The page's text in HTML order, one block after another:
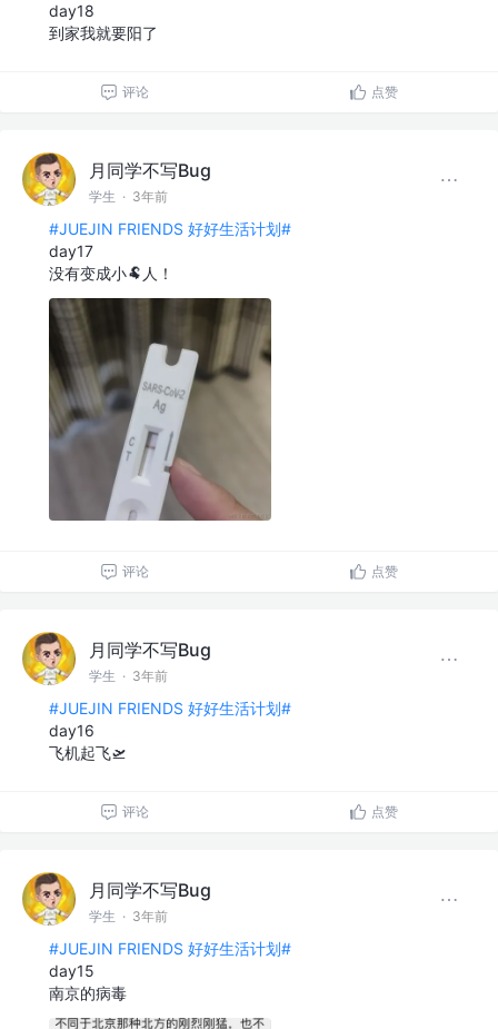
day18
到家我就要阳了
评论 点赞
月同学不写Bug
学生 · 3年前
#JUEJIN FRIENDS 好好生活计划#
day17
没有变成小🐏人！
评论 点赞
月同学不写Bug
学生 · 3年前
#JUEJIN FRIENDS 好好生活计划#
day16
飞机起飞🛫
评论 点赞
月同学不写Bug
学生 · 3年前
#JUEJIN FRIENDS 好好生活计划#
day15
南京的病毒